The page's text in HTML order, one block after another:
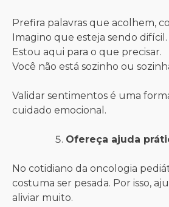
Prefira palavras que acolhem,
Imagino que esteja sendo difícil.
Estou aqui para o que precisar.
Você não está sozinho ou
Validar sentimentos é uma
cuidado emocional.
Ofereça ajuda
No cotidiano da oncologia
costuma ser pesada. Por isso,
aliviar muito.